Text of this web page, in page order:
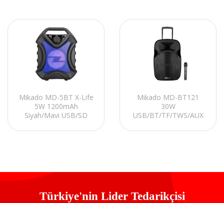
Mikado MD-5BT X-Life
5W 1200mAh
Siyah/Mavi USB/SD
Kablosuz MP3 Oynatıcı
Mikado MD-BT121
30W
USB/BT/TF/TWS/AUX
Mikrofonlu Toplantı-
Türkiye'nin Lider Tedarikçisi